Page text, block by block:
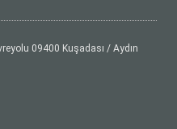
09400 Kuşadası / Aydın